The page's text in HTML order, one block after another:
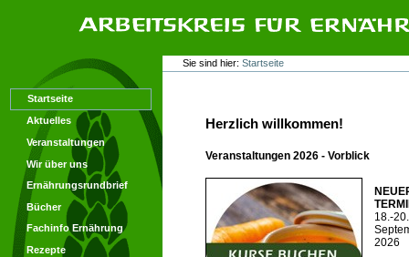
Benutzerspezifische
Werkzeuge
Startseite
Aktuelles
Veranstaltungen
Wir über uns
Ernährungsrundbrief
Bücher
Fachinfo Ernährung
Rezepte
Sie sind hier: Startseite
Herzlich willkommen!
Veranstaltungen 2026 - Vorblick
18.-20.
2026